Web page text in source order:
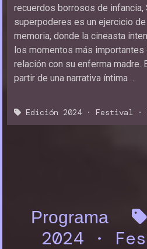
recuerdos borrosos de infancia,
superpoderes es un ejercicio
memoria, donde la cineasta
los momentos más importantes
relación con su enferma madre.
partir de una narrativa íntima …
Edición 2024 · Festival ·
Programa
2024 ·